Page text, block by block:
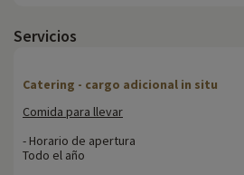
Servicios
Catering - cargo adicional in situ
Comida para llevar
- Horario de apertura
Todo el año